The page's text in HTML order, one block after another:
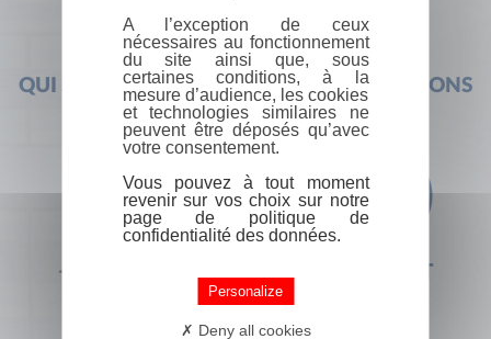
QUI SOMMES-NOUS ? FOIRE AUX QUESTIONS
+33 (0) 1 44 41 29 19 CONTACT
A l’exception de ceux
nécessaires au fonctionnement
du site ainsi que, sous
certaines conditions, à la
mesure d’audience, les cookies
et technologies similaires ne
peuvent être déposés qu’avec
votre consentement.
Vous pouvez à tout moment
revenir sur vos choix sur notre
page de politique de
confidentialité des données.
Personalize
Deny all cookies